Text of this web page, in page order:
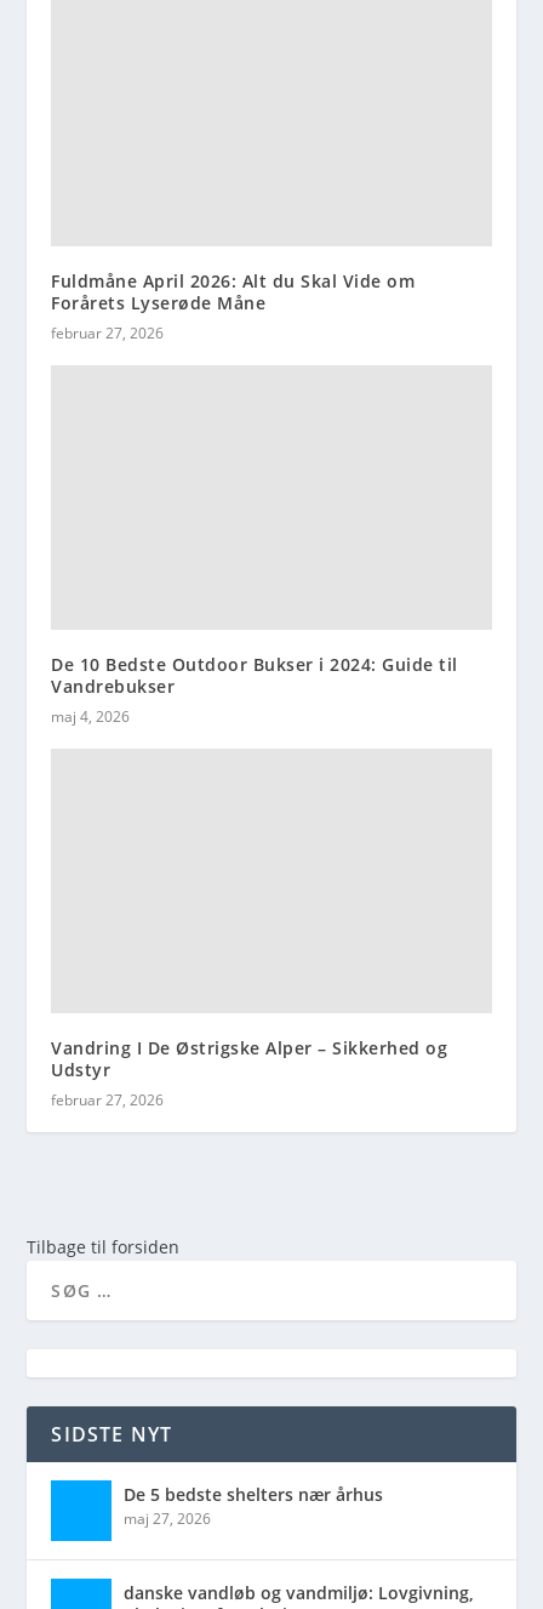
Fuldmåne April 2026: Alt du Skal Vide om
Forårets Lyserøde Måne
februar 27, 2026
De 10 Bedste Outdoor Bukser i 2024: Guide til
Vandrebukser
maj 4, 2026
Vandring I De Østrigske Alper – Sikkerhed og
Udstyr
februar 27, 2026
Tilbage til forsiden
SIDSTE NYT
De 5 bedste shelters nær århus
maj 27, 2026
danske vandløb og vandmiljø: Lovgivning,